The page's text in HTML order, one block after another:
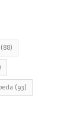
(88)
(93)